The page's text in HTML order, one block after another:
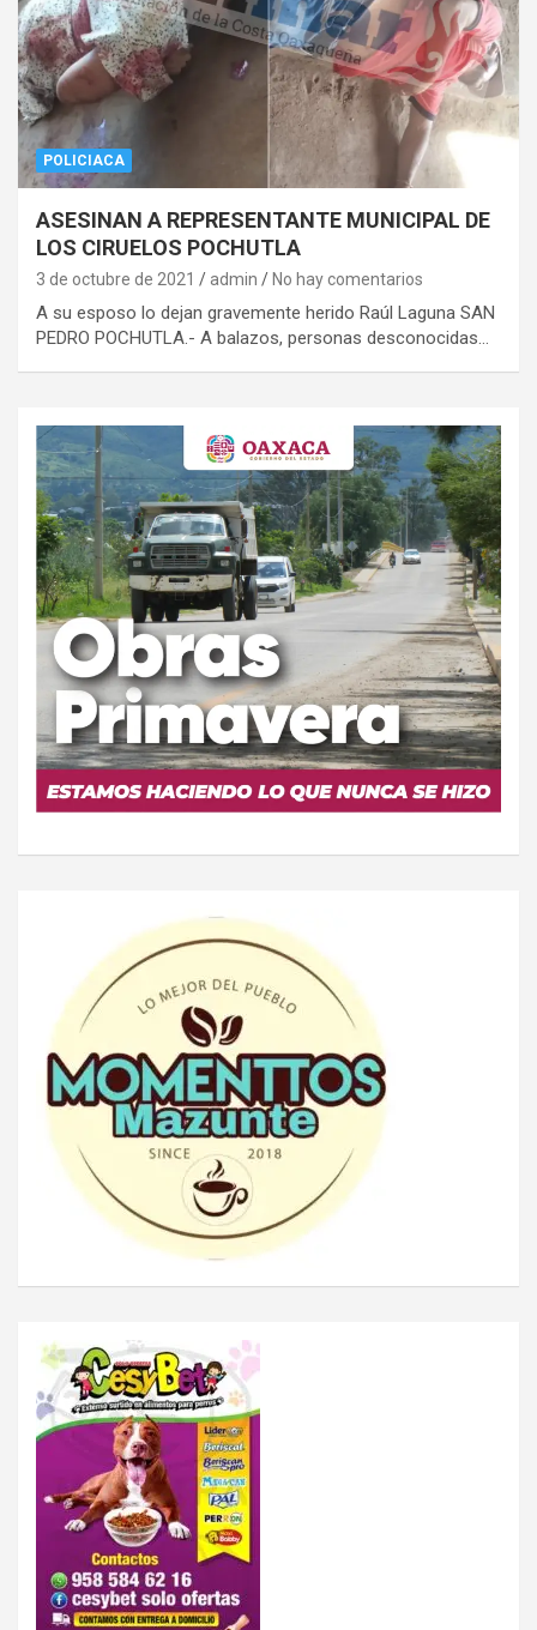
POLICIACA
ASESINAN A REPRESENTANTE MUNICIPAL DE
LOS CIRUELOS POCHUTLA
3 de octubre de 2021 admin No hay comentarios
A su esposo lo dejan gravemente herido Raúl Laguna SAN
PEDRO POCHUTLA.- A balazos, personas desconocidas…